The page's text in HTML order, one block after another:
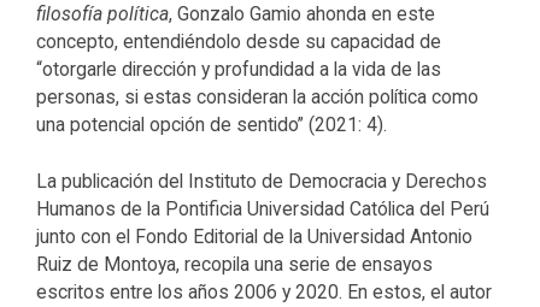
filosofía política, Gonzalo Gamio ahonda en este
concepto, entendiéndolo desde su capacidad de
“otorgarle dirección y profundidad a la vida de las
personas, si estas consideran la acción política como
una potencial opción de sentido” (2021: 4).
La publicación del Instituto de Democracia y Derechos
Humanos de la Pontificia Universidad Católica del Perú
junto con el Fondo Editorial de la Universidad Antonio
Ruiz de Montoya, recopila una serie de ensayos
escritos entre los años 2006 y 2020. En estos, el autor